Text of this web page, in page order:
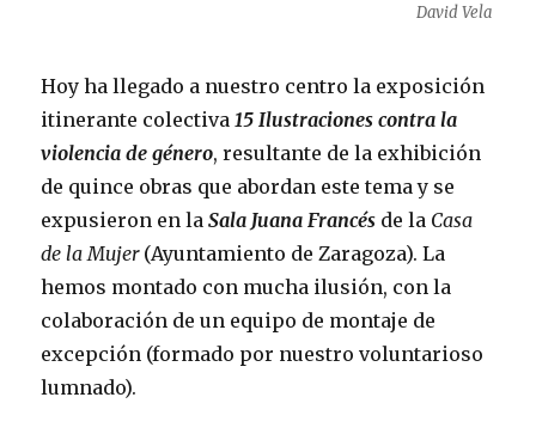
David Vela
Hoy ha llegado a nuestro centro la exposición
itinerante colectiva 15 Ilustraciones contra la
violencia de género, resultante de la exhibición
de quince obras que abordan este tema y se
expusieron en laSala Juana Francés de la Casa
de la Mujer(Ayuntamiento de Zaragoza). La
hemos montado con mucha ilusión, con la
colaboración de un equipo de montaje de
excepción (formado por nuestro voluntarioso
lumnado).